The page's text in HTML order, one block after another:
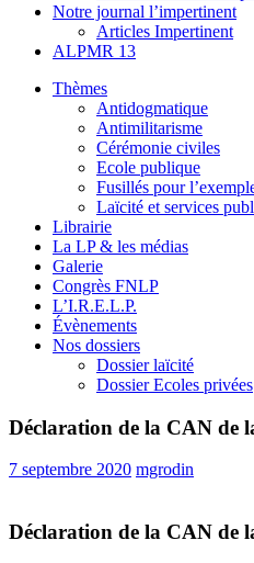
Notre journal l’impertinent
Articles Impertinent
ALPMR 13
Thèmes
Antidogmatique
Antimilitarisme
Cérémonie civiles
Ecole publique
Fusillés pour
Laïcité et services
Librairie
La LP & les médias
Galerie
Congrès FNLP
L’I.R.E.L.P.
Évènements
Nos dossiers
Dossier laïcité
Dossier Ecoles privées
Déclaration de la CAN de
7 septembre 2020 mgrodin
Déclaration de la CAN de